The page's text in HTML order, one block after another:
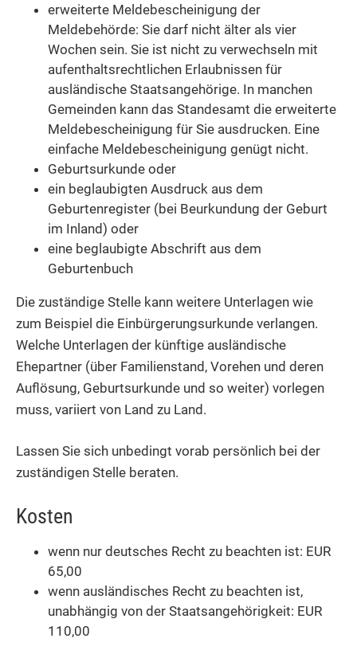
erweiterte Meldebescheinigung der
Meldebehörde: Sie darf nicht älter als vier
Wochen sein. Sie ist nicht zu verwechseln mit
aufenthaltsrechtlichen Erlaubnissen für
ausländische Staatsangehörige. In manchen
Gemeinden kann das Standesamt die erweiterte
Meldebescheinigung für Sie ausdrucken. Eine
einfache Meldebescheinigung genügt nicht.
Geburtsurkunde oder
ein beglaubigten Ausdruck aus dem
Geburtenregister (bei Beurkundung der Geburt
im Inland) oder
eine beglaubigte Abschrift aus dem
Geburtenbuch
Die zuständige Stelle kann weitere Unterlagen wie
zum Beispiel die Einbürgerungsurkunde verlangen.
Welche Unterlagen der künftige ausländische
Ehepartner (über Familienstand, Vorehen und deren
Auflösung, Geburtsurkunde und so weiter) vorlegen
muss, variiert von Land zu Land.
Lassen Sie sich unbedingt vorab persönlich bei der
zuständigen Stelle beraten.
Kosten
wenn nur deutsches Recht zu beachten ist: EUR
65,00
wenn ausländisches Recht zu beachten ist,
unabhängig von der Staatsangehörigkeit: EUR
110,00